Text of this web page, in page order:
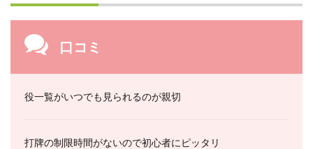
口コミ
役一覧がいつでも見られるのが親切
打牌の制限時間がないので初心者にピッタリ